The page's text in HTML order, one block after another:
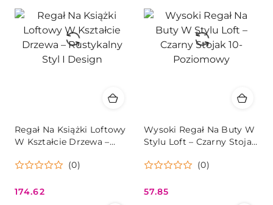
Regał Na Książki Loftowy
W Kształcie Drzewa –
(0)
Cena:
174.62
Wysoki Regał Na Buty W
Stylu Loft – Czarny Stojak
(0)
Cena:
57.85